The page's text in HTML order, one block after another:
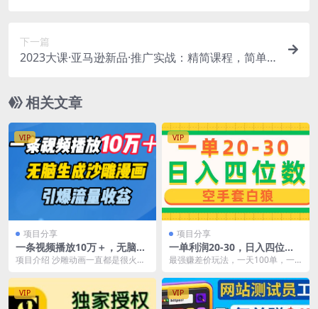
下一篇
2023大课·亚马逊新品·推广实战：精简课程，简单
相关文章
VIP
项目分享
一条视频播放10万＋，无脑生
成沙雕漫画，引爆流量收益
项目介绍 沙雕动画一直都是很火的
奇，直接把短剧内容搬...
VIP
项目分享
一单利润20-30，日入四位
数，空手套白狼，只要做就能
最强赚差价玩法，一天100单，一
无套路
VIP VIP